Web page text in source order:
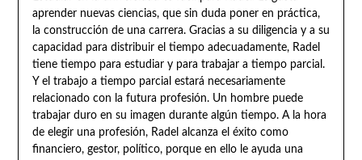
aprender nuevas ciencias, que sin duda poner en práctica,
la construcción de una carrera. Gracias a su diligencia y a su
capacidad para distribuir el tiempo adecuadamente, Radel
tiene tiempo para estudiar y para trabajar a tiempo parcial.
Y el trabajo a tiempo parcial estará necesariamente
relacionado con la futura profesión. Un hombre puede
trabajar duro en su imagen durante algún tiempo. A la hora
de elegir una profesión, Radel alcanza el éxito como
financiero, gestor, político, porque en ello le ayuda una